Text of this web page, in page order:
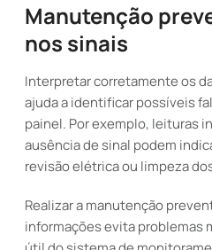
Manutenção
nos sinais
Interpretar corretamente os
ajuda a identificar possíveis
painel. Por exemplo, leituras
ausência de sinal podem
revisão elétrica ou limpeza
Realizar a manutenção
informações evita problemas